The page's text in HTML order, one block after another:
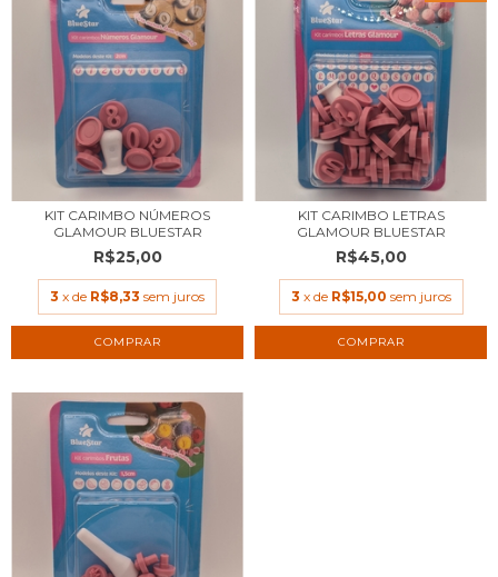
KIT CARIMBO NÚMEROS
GLAMOUR BLUESTAR
R$25,00
3 x de R$8,33 sem juros
KIT CARIMBO LETRAS
GLAMOUR BLUESTAR
R$45,00
3 x de R$15,00 sem juros